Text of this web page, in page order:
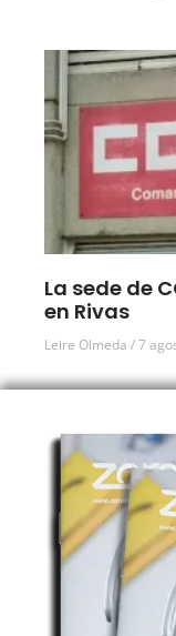
La sede de
en Rivas
Leire Olmeda 7